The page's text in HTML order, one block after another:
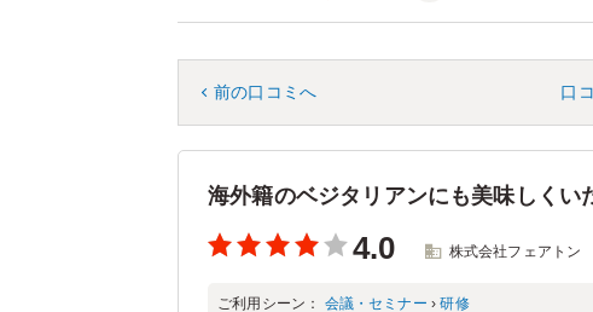
前の口コミへ 口
海外籍のベジタリアンにも美味しくい
4.0 株式会社フェアトン
ご利用シーン： 会議・セミナー ›研修